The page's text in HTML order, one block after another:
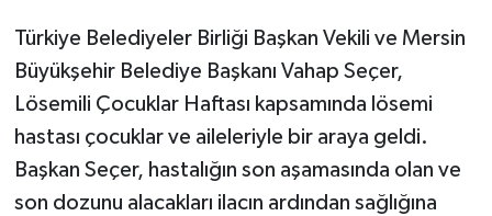
Türkiye Belediyeler Birliği Başkan Vekili ve Mersin
Büyükşehir Belediye Başkanı Vahap Seçer,
Lösemili Çocuklar Haftası kapsamında lösemi
hastası çocuklar ve aileleriyle bir araya geldi.
Başkan Seçer, hastalığın son aşamasında olan ve
son dozunu alacakları ilacın ardından sağlığına